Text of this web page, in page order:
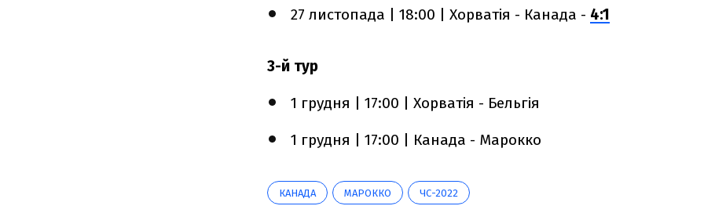
27 листопада | 18:00 | Хорватія - Канада - 4:1
3-й тур
1 грудня | 17:00 | Хорватія - Бельгія
1 грудня | 17:00 | Канада - Марокко
КАНАДА МАРОККО ЧС-2022